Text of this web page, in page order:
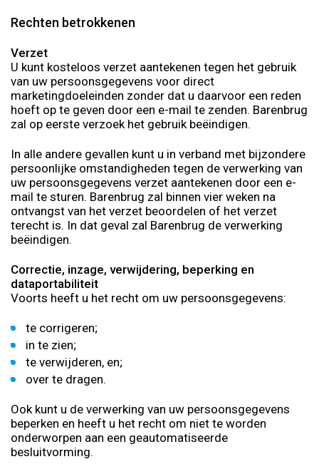
Rechten betrokkenen
Verzet
U kunt kosteloos verzet aantekenen tegen het gebruik
van uw persoonsgegevens voor direct
marketingdoeleinden zonder dat u daarvoor een reden
hoeft op te geven door een e-mail te zenden. Barenbrug
zal op eerste verzoek het gebruik beëindigen.
In alle andere gevallen kunt u in verband met bijzondere
persoonlijke omstandigheden tegen de verwerking van
uw persoonsgegevens verzet aantekenen door een e-
mail te sturen. Barenbrug zal binnen vier weken na
ontvangst van het verzet beoordelen of het verzet
terecht is. In dat geval zal Barenbrug de verwerking
beëindigen.
Correctie, inzage, verwijdering, beperking en
dataportabiliteit
Voorts heeft u het recht om uw persoonsgegevens:
te corrigeren;
in te zien;
te verwijderen, en;
over te dragen.
Ook kunt u de verwerking van uw persoonsgegevens
beperken en heeft u het recht om niet te worden
onderworpen aan een geautomatiseerde
besluitvorming.